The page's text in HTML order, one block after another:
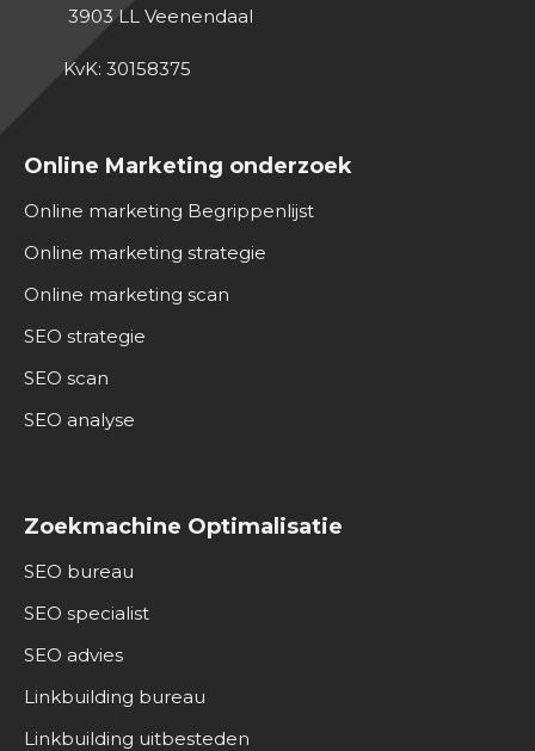
Online Marketing onderzoek
Online marketing Begrippenlijst
Online marketing strategie
Online marketing scan
SEO strategie
SEO scan
SEO analyse
Zoekmachine Optimalisatie
SEO bureau
SEO specialist
SEO advies
Linkbuilding bureau
Linkbuilding uitbesteden
3903 LL Veenendaal
KvK: 30158375